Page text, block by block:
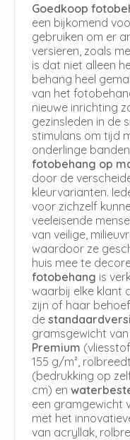
Goedkoop
een bijkomend
gebruiken om er
versieren, zoals
is dat niet alleen
behang heel
van het
nieuwe inrichting
gezinsleden in de
stimulans om tijd
onderlinge
fotobehang op
door de
kleurvarianten.
voor zichzelf
veeleisende
van veilige,
waardoor ze
huis mee te
fotobehang is
waarbij elke klant
zijn of haar
de
gramsgewicht van
Premium
155 g/m²,
(bedrukking op
cm) en
een gramgewicht
met het
van acryllak,